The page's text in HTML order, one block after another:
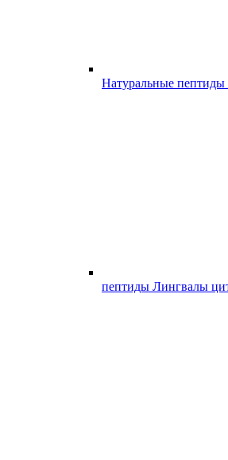
Натуральные
пептиды Лингвалы